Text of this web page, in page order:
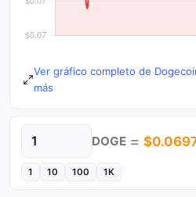
Ver gráfico completo de
más
Cantidad DOGE =
1 10 100 1K